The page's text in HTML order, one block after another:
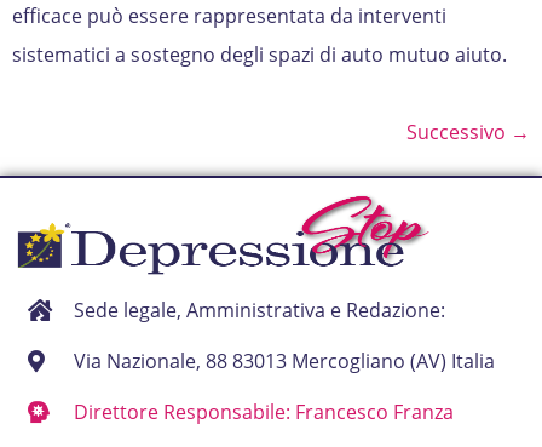
efficace può essere rappresentata da interventi
sistematici a sostegno degli spazi di auto mutuo aiuto.
Successivo →
Sede legale, Amministrativa e Redazione:
Via Nazionale, 88 83013 Mercogliano (AV) Italia
Direttore Responsabile: Francesco Franza